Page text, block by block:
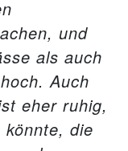
und
als auch
Auch
eher ruhig,
könnte, die